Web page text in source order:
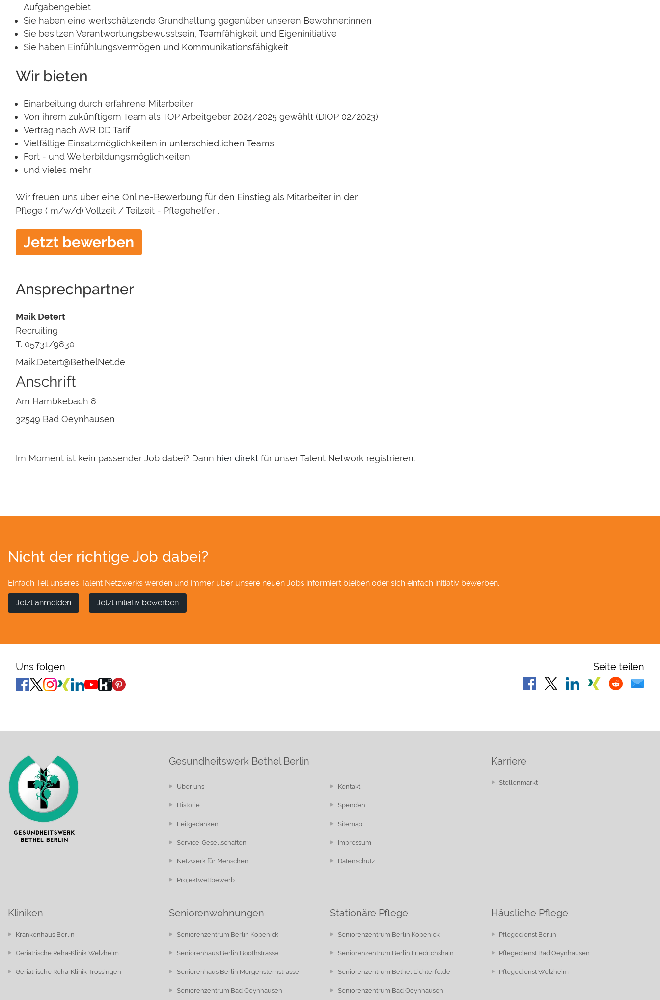
Aufgabengebiet
Sie haben eine wertschätzende Grundhaltung gegenüber unseren Bewohner:innen
Sie besitzen Verantwortungsbewusstsein, Teamfähigkeit und Eigeninitiative
Sie haben Einfühlungsvermögen und Kommunikationsfähigkeit
Wir bieten
Einarbeitung durch erfahrene Mitarbeiter
Von ihrem zukünftigem Team als TOP Arbeitgeber 2024/2025 gewählt (DIOP 02/2023)
Vertrag nach AVR DD Tarif
Vielfältige Einsatzmöglichkeiten in unterschiedlichen Teams
Fort - und Weiterbildungsmöglichkeiten
und vieles mehr
Wir freuen uns über eine Online-Bewerbung für den Einstieg als Mitarbeiter in der
Pflege ( m/w/d) Vollzeit / Teilzeit - Pflegehelfer .
Jetzt bewerben
Ansprechpartner
Maik Detert
Recruiting
T: 05731/9830
Maik.Detert@BethelNet.de
Anschrift
Am Hambkebach 8
32549 Bad Oeynhausen
Im Moment ist kein passender Job dabei? Dann hier direkt für unser Talent Network registrieren.
Nicht der richtige Job dabei?
Einfach Teil unseres Talent Netzwerks werden und immer über unsere neuen Jobs informiert bleiben oder sich einfach initiativ bewerben.
Jetzt anmelden Jetzt initiativ bewerben
Uns folgen Seite teilen
Gesundheitswerk Bethel Berlin
Über uns
Historie
Leitgedanken
Service-Gesellschaften
Netzwerk für Menschen
Projektwettbewerb
Kontakt
Spenden
Sitemap
Impressum
Datenschutz
Karriere
Stellenmarkt
Kliniken
Krankenhaus Berlin
Geriatrische Reha-Klinik Welzheim
Geriatrische Reha-Klinik Trossingen
Seniorenwohnungen
Seniorenzentrum Berlin Köpenick
Seniorenhaus Berlin Boothstrasse
Seniorenhaus Berlin Morgensternstrasse
Seniorenzentrum Bad Oeynhausen
Stationäre Pflege
Seniorenzentrum Berlin Köpenick
Seniorenzentrum Berlin Friedrichshain
Seniorenzentrum Bethel Lichterfelde
Seniorenzentrum Bad Oeynhausen
Häusliche Pflege
Pflegedienst Berlin
Pflegedienst Bad Oeynhausen
Pflegedienst Welzheim